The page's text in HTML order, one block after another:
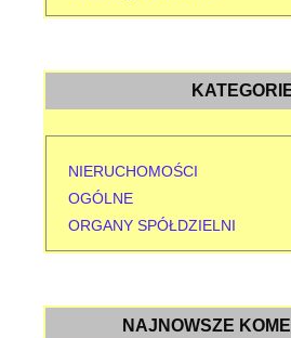
NIERUCHOMOŚCI
OGÓLNE
ORGANY SPÓŁDZIELNI
NAJNOWSZE